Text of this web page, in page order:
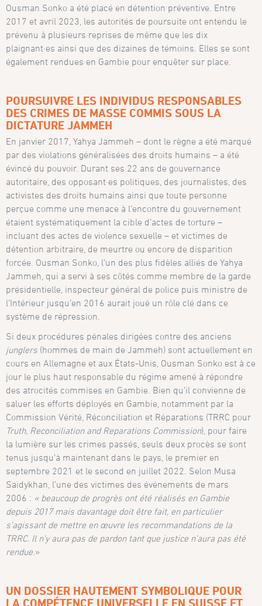
Ousman Sonko a été placé en détention préventive. Entre
2017 et avril 2023, les autorités de poursuite ont entendu le
prévenu à plusieurs reprises de même que les dix
plaignant·es ainsi que des dizaines de témoins. Elles se sont
également rendues en Gambie pour enquêter sur place.
POURSUIVRE LES INDIVIDUS RESPONSABLES
DES CRIMES DE MASSE COMMIS SOUS LA
DICTATURE JAMMEH
En janvier 2017, Yahya Jammeh – dont le règne a été marqué
par des violations généralisées des droits humains – a été
évincé du pouvoir. Durant ses 22 ans de gouvernance
autoritaire, des opposant·es politiques, des journalistes, des
activistes des droits humains ainsi que toute personne
perçue comme une menace à l’encontre du gouvernement
étaient systématiquement la cible d’actes de torture –
incluant des actes de violence sexuelle – et victimes de
détention arbitraire, de meurtre ou encore de disparition
forcée. Ousman Sonko, l’un des plus fidèles alliés de Yahya
Jammeh, qui a servi à ses côtés comme membre de la garde
présidentielle, inspecteur général de police puis ministre de
l’Intérieur jusqu’en 2016 aurait joué un rôle clé dans ce
système de répression.
Si deux procédures pénales dirigées contre des anciens
junglers (hommes de main de Jammeh) sont actuellement en
cours en Allemagne et aux États-Unis, Ousman Sonko est à ce
jour le plus haut responsable du régime amené à répondre
des atrocités commises en Gambie. Bien qu’il convienne de
saluer les efforts déployés en Gambie, notamment par la
Commission Vérité, Réconciliation et Réparations (TRRC pour
Truth, Reconciliation and Reparations Commission), pour faire
la lumière sur les crimes passés, seuls deux procès se sont
tenus jusqu’à maintenant dans le pays, le premier en
septembre 2021 et le second en juillet 2022. Selon Musa
Saidykhan, l’une des victimes des événements de mars
2006 : « beaucoup de progrès ont été réalisés en Gambie
depuis 2017 mais davantage doit être fait, en particulier
s’agissant de mettre en œuvre les recommandations de la
TRRC. Il n’y aura pas de pardon tant que justice n’aura pas été
rendue .»
UN DOSSIER HAUTEMENT SYMBOLIQUE POUR